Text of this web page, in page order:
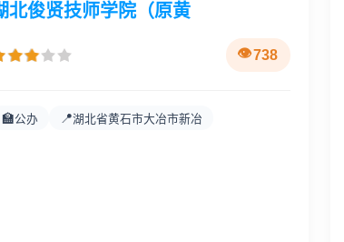
北俊贤技师学院（原黄
738
🏫公办 📍湖北省黄石市大冶市新冶